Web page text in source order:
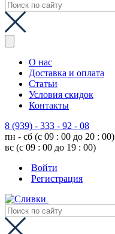
О нас
Доставка и оплата
Статьи
Условия скидок
Контакты
8 (939) - 333 - 92 - 08
пн - сб (с 09 : 00 до 20 : 00)
вс (с 09 : 00 до 19 : 00)
Войти
Регистрация